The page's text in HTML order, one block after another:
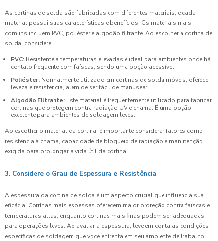
As cortinas de solda são fabricadas com diferentes materiais, e cada
material possui suas características e benefícios. Os materiais mais
comuns incluem PVC, poliéster e algodão filtrante. Ao escolher a cortina de
solda, considere:
PVC: Resistente a temperaturas elevadas e ideal para ambientes onde há
contato frequente com faíscas, sendo uma opção acessível.
Poliéster: Normalmente utilizado em cortinas de solda móveis, oferece
leveza e resistência, além de ser fácil de manusear.
Algodão Filtrante: Este material é frequentemente utilizado para fabricar
cortinas que protegem contra radiação UV e chama. É uma opção
excelente para ambientes de soldagem leves.
Ao escolher o material da cortina, é importante considerar fatores como
resistência à chama, capacidade de bloqueio de radiação e manutenção
exigida para prolongar a vida útil da cortina.
3. Considere o Grau de Espessura e Resistência
A espessura da cortina de solda é um aspecto crucial que influencia sua
eficácia. Cortinas mais espessas oferecem maior proteção contra faíscas e
temperaturas altas, enquanto cortinas mais finas podem ser adequadas
para operações leves. Ao avaliar a espessura, leve em conta as condições
específicas de soldagem que você enfrenta em seu ambiente de trabalho.